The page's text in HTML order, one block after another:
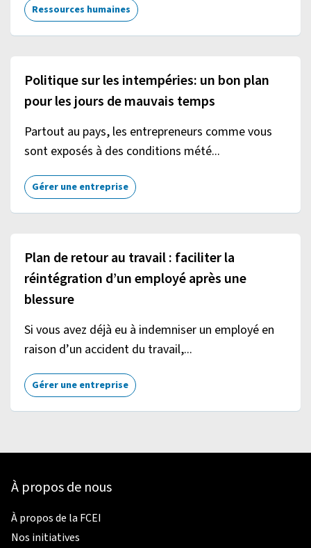
Ressources humaines
Politique sur les intempéries: un bon plan
pour les jours de mauvais temps
Partout au pays, les entrepreneurs comme vous
sont exposés à des conditions mété...
Gérer une entreprise
Plan de retour au travail : faciliter la
réintégration d’un employé après une
blessure
Si vous avez déjà eu à indemniser un employé en
raison d’un accident du travail,...
Gérer une entreprise
À propos de nous
À propos de la FCEI
Nos initiatives